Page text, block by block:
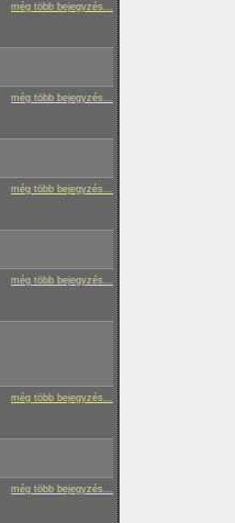
még több bejegyzés...
még több bejegyzés...
még több bejegyzés...
még több bejegyzés...
még több bejegyzés...
még több bejegyzés...